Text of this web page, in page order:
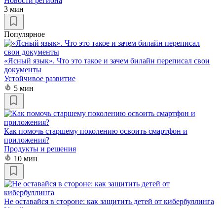
3 мин
Популярное
«Ясный язык». Что это такое и зачем билайн переписал свои
документы
Устойчивое развитие
5 мин
Как помочь старшему поколению освоить смартфон и
приложения?
Продукты и решения
10 мин
Не оставайся в стороне: как защитить детей от кибербуллинга